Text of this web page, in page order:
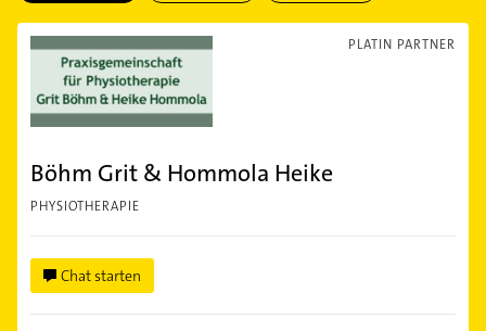
PLATIN PARTNER
Böhm Grit & Hommola Heike
PHYSIOTHERAPIE
Chat starten